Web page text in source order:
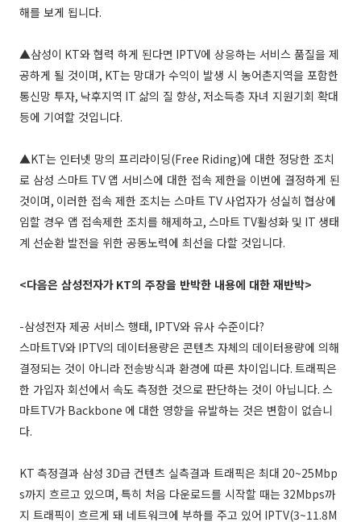
해를 보게 됩니다.
▲삼성이 KT와 협력 하게 된다면 IPTV에 상응하는 서비스 품질을 제
공하게 될 것이며, KT는 망대가 수익이 발생 시 농어촌지역을 포함한
통신망 투자, 낙후지역 IT 삶의 질 향상, 저소득층 자녀 지원기회 확대
등에 기여할 것입니다.
▲KT는 인터넷 망의 프리라이딩(Free Riding)에 대한 정당한 조치
로 삼성 스마트 TV 앱 서비스에 대한 접속 제한을 이번에 결정하게 된
것이며, 이러한 접속 제한 조치는 스마트 TV사업자가 성실히 협상에
임할 경우 앱 접속제한 조치를 해제하고, 스마트 TV활성화 및 IT 생태
계 선순환 발전을 위한 공동노력에 최선을 다할 것입니다.
<다음은 삼성전자가 KT의 주장을 반박한 내용에 대한 재반박>
-삼성전자 제공 서비스 행태, IPTV와 유사 수준이다?
스마트TV와 IPTV의 데이터용량은 콘텐츠 자체의 데이터용량에 의해
결정되는 것이 아니라 전송방식과 환경에 따른 차이입니다. 트래픽은
한 가입자 회선에서 속도 측정한 것으로 판단하는 것이 아닙니다. 스
마트TV가 Backbone 에 대한 영향을 유발하는 것은 변함이 없습니
다.
KT 측정결과 삼성 3D급 컨텐츠 실측결과 트래픽은 최대 20~25Mbp
s까지 흐르고 있으며, 특히 처음 다운로드를 시작할 때는 32Mbps까
지 트래픽이 흐르게 돼 네트워크에 부하를 주고 있어 IPTV(3~11.8M